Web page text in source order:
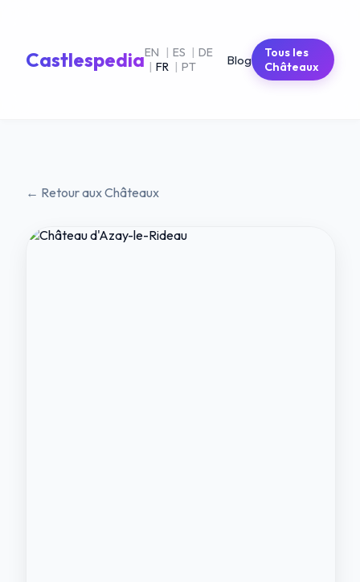
CastlespediaEN | ES | DE
| FR | PT Blog
Tous les
Châteaux
← Retour aux Châteaux